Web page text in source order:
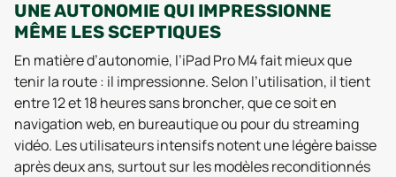
UNE AUTONOMIE QUI IMPRESSIONNE
MÊME LES SCEPTIQUES
En matière d’autonomie, l’iPad Pro M4 fait mieux que
tenir la route : il impressionne. Selon l’utilisation, il tient
entre 12 et 18 heures sans broncher, que ce soit en
navigation web, en bureautique ou pour du streaming
vidéo. Les utilisateurs intensifs notent une légère baisse
après deux ans, surtout sur les modèles reconditionnés